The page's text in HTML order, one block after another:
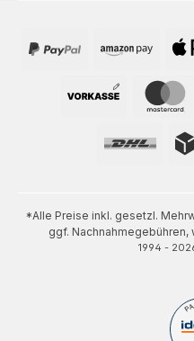
*Alle Preise inkl. gesetzl.
ggf.
1994 -